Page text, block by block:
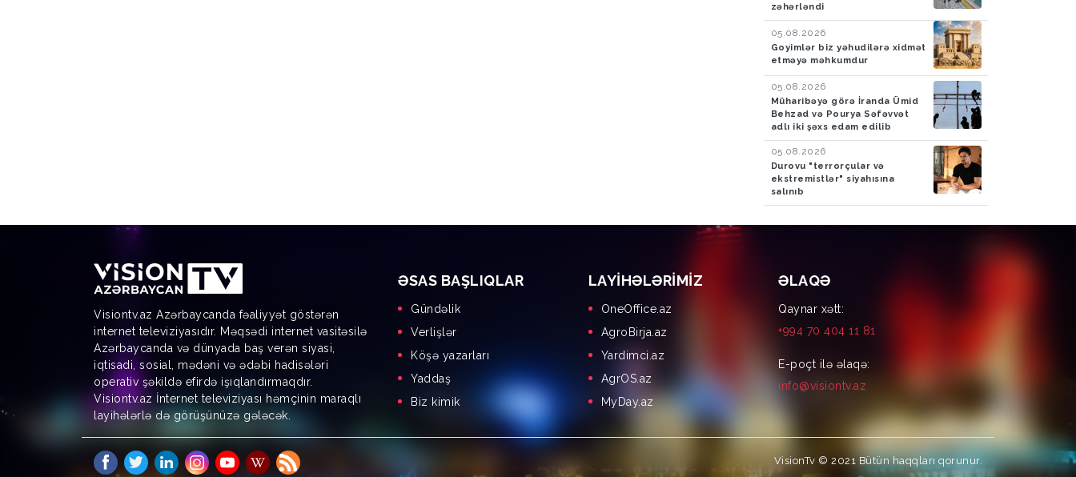
zəhərləndi
05.08.2026
Goyimlər biz yəhudilərə xidmət
etməyə məhkumdur
05.08.2026
Müharibəyə görə İranda Ümid
Behzad və Pourya Səfəvvət
adlı iki şəxs edam edilib
05.08.2026
Durovu "terrorçular və
ekstremistlər" siyahısına
salınıb
Visiontv.az Azərbaycanda fəaliyyət göstərən
internet televiziyasıdır. Məqsədi internet vasitəsilə
Azərbaycanda və dünyada baş verən siyasi,
iqtisadi, sosial, mədəni və ədəbi hadisələri
operativ şəkildə efirdə işıqlandırmaqdır.
Visiontv.az İnternet televiziyası həmçinin maraqlı
layihələrlə də görüşünüzə gələcək.
ƏSAS BAŞLIQLAR
Gündəlik
Verlişlər
Köşə yazarları
Yaddaş
Biz kimik
LAYIHƏLƏRIMIZ
OneOffice.az
AgroBirja.az
Yardimci.az
AgrOS.az
MyDay.az
ƏLAQƏ
Qaynar xətt:
+994 70 404 11 81
E-poçt ilə əlaqə:
info@visiontv.az
VisionTv © 2021 Bütün haqqları qorunur.